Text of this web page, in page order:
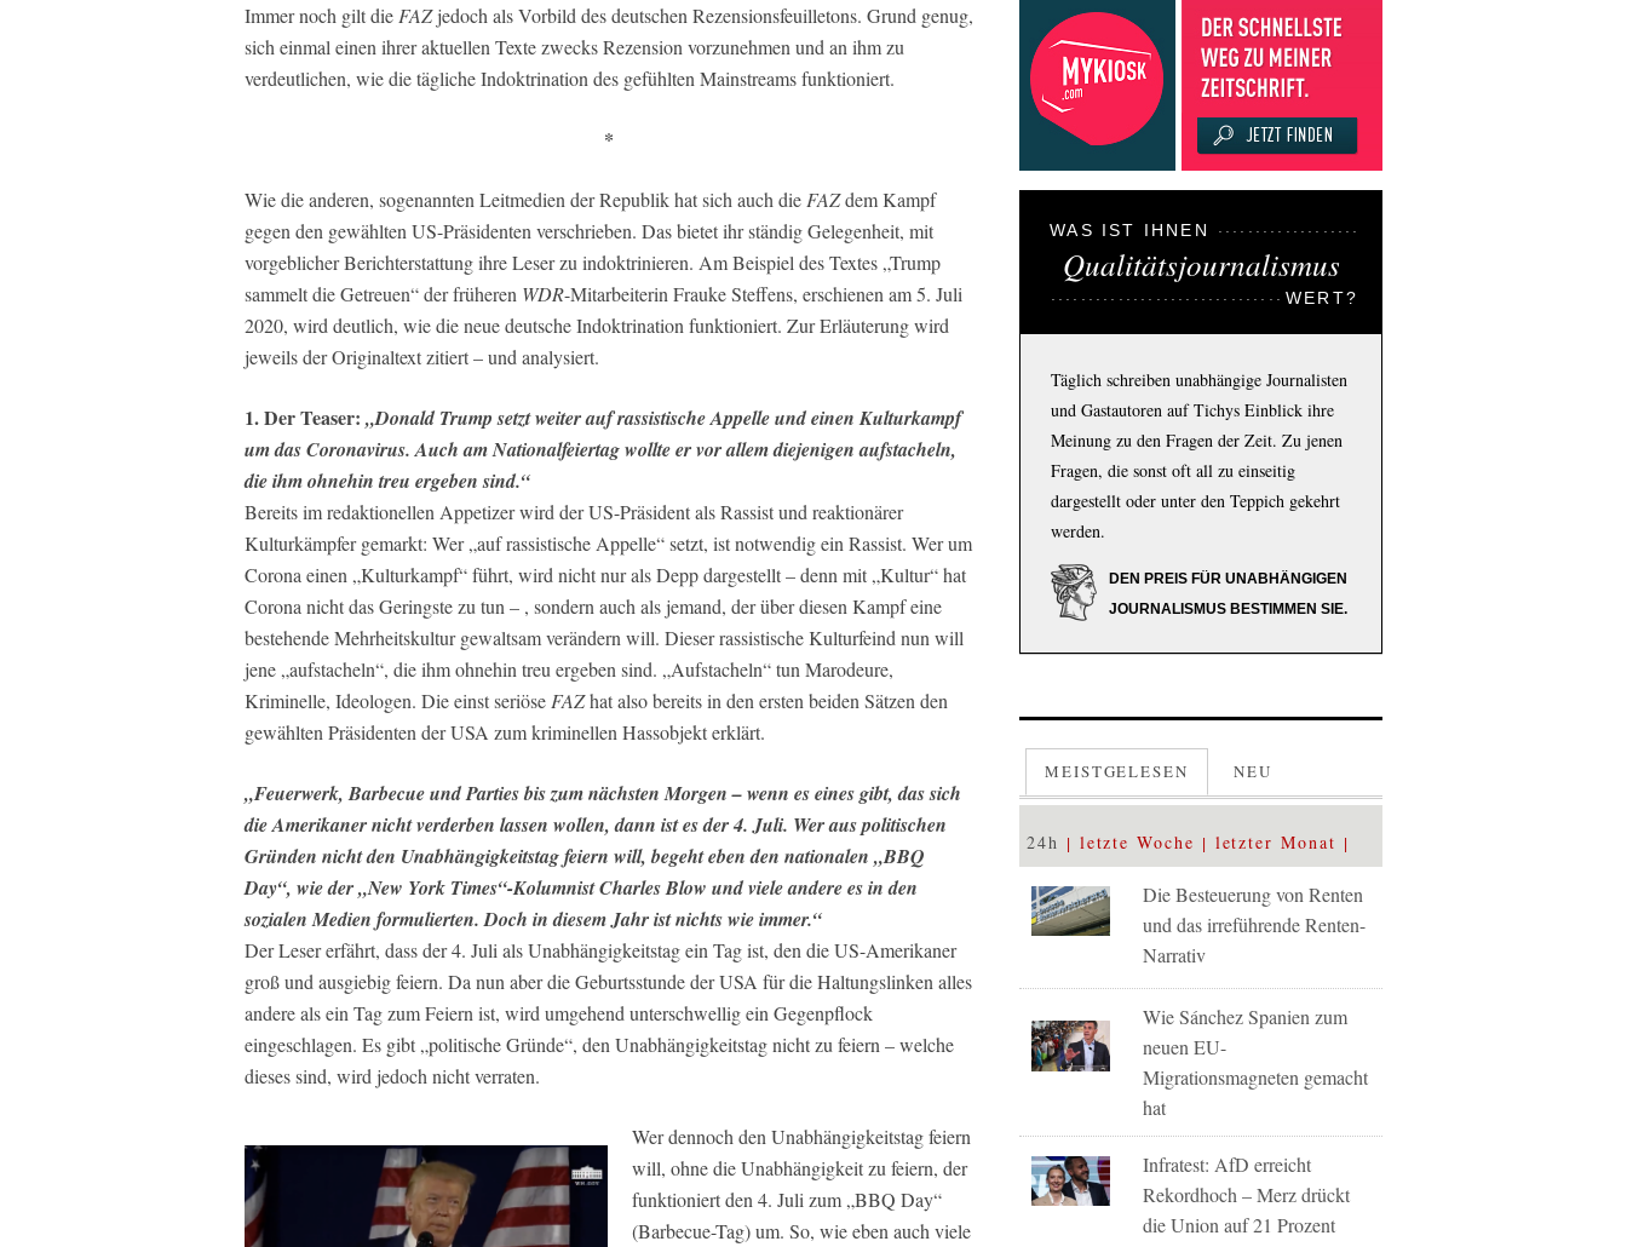
Immer noch gilt die FAZjedoch als Vorbild des deutschen Rezensionsfeuilletons. Grund genug,
sich einmal einen ihrer aktuellen Texte zwecks Rezension vorzunehmen und an ihm zu
verdeutlichen, wie die tägliche Indoktrination des gefühlten Mainstreams funktioniert.
*
Wie die anderen, sogenannten Leitmedien der Republik hat sich auch die FAZdem Kampf
gegen den gewählten US-Präsidenten verschrieben. Das bietet ihr ständig Gelegenheit, mit
vorgeblicher Berichterstattung ihre Leser zu indoktrinieren. Am Beispiel des Textes „Trump
sammelt die Getreuen“ der früheren WDR-Mitarbeiterin Frauke Steffens, erschienen am 5. Juli
2020, wird deutlich, wie die neue deutsche Indoktrination funktioniert. Zur Erläuterung wird
jeweils der Originaltext zitiert – und analysiert.
1. Der Teaser: „Donald Trump setzt weiter auf rassistische Appelle und einen Kulturkampf
um das Coronavirus. Auch am Nationalfeiertag wollte er vor allem diejenigen aufstacheln,
die ihm ohnehin treu ergeben sind.“
Bereits im redaktionellen Appetizer wird der US-Präsident als Rassist und reaktionärer
Kulturkämpfer gemarkt: Wer „auf rassistische Appelle“ setzt, ist notwendig ein Rassist. Wer um
Corona einen „Kulturkampf“ führt, wird nicht nur als Depp dargestellt – denn mit „Kultur“ hat
Corona nicht das Geringste zu tun – , sondern auch als jemand, der über diesen Kampf eine
bestehende Mehrheitskultur gewaltsam verändern will. Dieser rassistische Kulturfeind nun will
jene „aufstacheln“, die ihm ohnehin treu ergeben sind. „Aufstacheln“ tun Marodeure,
Kriminelle, Ideologen. Die einst seriöse FAZhat also bereits in den ersten beiden Sätzen den
gewählten Präsidenten der USA zum kriminellen Hassobjekt erklärt.
„Feuerwerk, Barbecue und Parties bis zum nächsten Morgen – wenn es eines gibt, das sich
die Amerikaner nicht verderben lassen wollen, dann ist es der 4. Juli. Wer aus politischen
Gründen nicht den Unabhängigkeitstag feiern will, begeht eben den nationalen „BBQ
Day“, wie der „New York Times“-Kolumnist Charles Blow und viele andere es in den
sozialen Medien formulierten. Doch in diesem Jahr ist nichts wie immer.“
Der Leser erfährt, dass der 4. Juli als Unabhängigkeitstag ein Tag ist, den die US-Amerikaner
groß und ausgiebig feiern. Da nun aber die Geburtsstunde der USA für die Haltungslinken alles
andere als ein Tag zum Feiern ist, wird umgehend unterschwellig ein Gegenpflock
eingeschlagen. Es gibt „politische Gründe“, den Unabhängigkeitstag nicht zu feiern – welche
dieses sind, wird jedoch nicht verraten.
Wer dennoch den Unabhängigkeitstag feiern
will, ohne die Unabhängigkeit zu feiern, der
funktioniert den 4. Juli zum „BBQ Day“
(Barbecue-Tag) um. So, wie eben auch viele
WAS IST IHNEN
Qualitätsjournalismus
WERT?
Täglich schreiben unabhängige Journalisten
und Gastautoren auf Tichys Einblick ihre
Meinung zu den Fragen der Zeit. Zu jenen
Fragen, die sonst oft all zu einseitig
dargestellt oder unter den Teppich gekehrt
werden.
DEN PREIS FÜR UNABHÄNGIGEN
JOURNALISMUS BESTIMMEN SIE.
MEISTGELESEN NEU
24h letzte Woche letzter Monat
Die Besteuerung von Renten
und das irreführende Renten-
Narrativ
Wie Sánchez Spanien zum
neuen EU-
Migrationsmagneten gemacht
hat
Infratest: AfD erreicht
Rekordhoch – Merz drückt
die Union auf 21 Prozent